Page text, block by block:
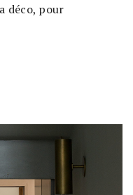
déco, pour